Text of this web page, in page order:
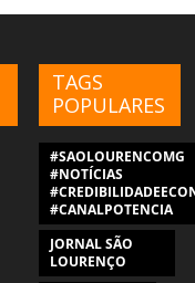
TAGS
POPULARES
#SAOLOURENCOMG
#NOTÍCIAS
#CANALPOTENCIA
JORNAL SÃO
LOURENÇO